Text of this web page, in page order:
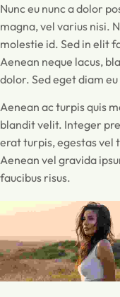
Nunc eu nunc a dolor
magna, vel varius nisi.
molestie id. Sed in elit
Aenean neque lacus,
dolor. Sed eget diam
Aenean ac turpis quis
blandit velit. Integer
erat turpis, egestas
Aenean vel gravida
faucibus risus.